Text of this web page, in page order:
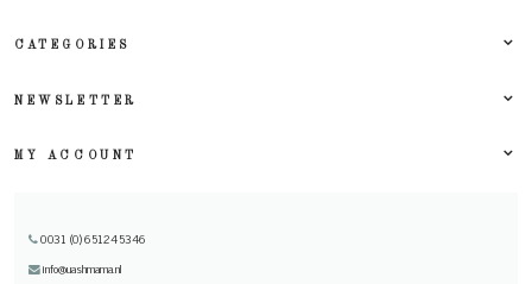
CATEGORIES
NEWSLETTER
MY ACCOUNT
0031 (0) 651245346
info@uashmama.nl